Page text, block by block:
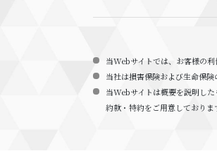
当Webサイトでは、お客様の
当社は損害保険および生命保
当Webサイトは概要を説明し
約款・特約をご用意しており